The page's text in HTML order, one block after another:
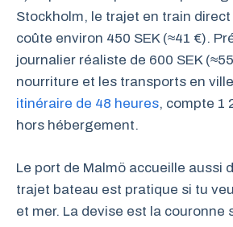
Stockholm, le trajet en train direct
coûte environ 450 SEK (≈41 €).
journalier réaliste de 600 SEK
nourriture et les transports en
itinéraire de 48 heures, compte 1
hors hébergement.
Le port de Malmö accueille aussi
trajet bateau est pratique si tu
et mer. La devise est la couronne